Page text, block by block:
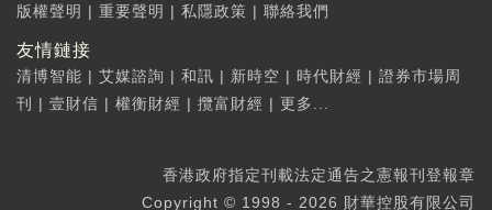
版權聲明 | 重要聲明 | 私隱政策 | 聯絡我們
友情鏈接
清博智能 | 艾媒諮詢 | 和訊 | 新時空 | 時代財經 | 證券市場周
刊
| 壹財信 | 權衡財經 | 攬富財經 | 更多...
香港政府指定刊載法定通告之憲報刊登報章
Copyright © 1998 - 2026 財華控股有限公司